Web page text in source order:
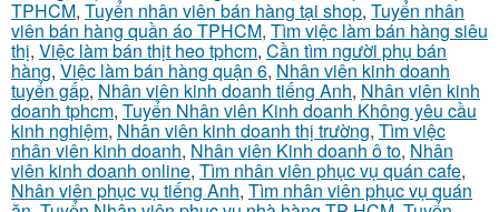
TPHCM, Tuyển nhân viên bán hàng tại shop, Tuyển nhân
viên bán hàng quần áo TPHCM, Tìm việc làm bán hàng siêu
thị, Việc làm bán thịt heo tphcm, Cần tìm người phụ bán
hàng, Việc làm bán hàng quận 6, Nhân viên kinh doanh
tuyển gấp, Nhân viên kinh doanh tiếng Anh, Nhân viên kinh
doanh tphcm, Tuyển Nhân viên Kinh doanh Không yêu cầu
kinh nghiệm, Nhân viên kinh doanh thị trường, Tìm việc
nhân viên kinh doanh, Nhân viên Kinh doanh ô to, Nhân
viên kinh doanh online, Tìm nhân viên phục vụ quán cafe,
Nhân viên phục vụ tiếng Anh, Tìm nhân viên phục vụ quán